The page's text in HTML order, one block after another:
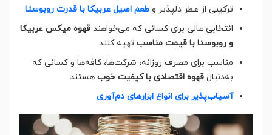
ترکیبی از عطر دلپذیر و طعم اصیل عربیکا با قدرت روبوستا
انتخابی عالی برای کسانی که می‌خواهند قهوه میکس عربیکا
و روبوستا با قیمت مناسب تهیه کنند
مناسب برای مصرف روزانه، شرکت‌ها، کافه‌ها و کسانی که
به‌دنبال قهوه اقتصادی با کیفیت خوب هستند
آسیاب‌پذیر برای انواع ابزارهای دم‌آوری